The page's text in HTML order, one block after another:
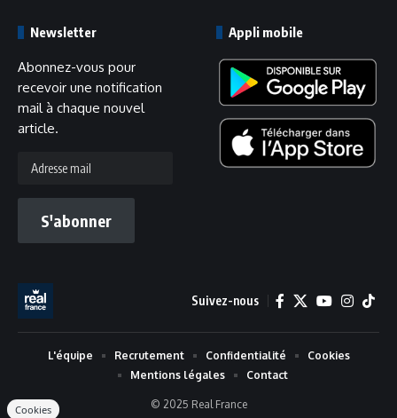
Newsletter
Abonnez-vous pour
recevoir une notification
mail à chaque nouvel
article.
mail
S'abonner
Appli mobile
Suivez-nous
© 2025 Real France
L'équipe Recrutement Confidentialité
Cookies
Mentions légales
Contact
Cookies